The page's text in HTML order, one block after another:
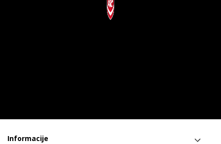
Informacije